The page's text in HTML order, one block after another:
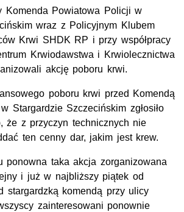
Komenda Powiatowa Policji w
wraz z Policyjnym Klubem
Krwi SHDK RP i przy współpracy
Krwiodawstwa i Krwiolecznictwa
akcję poboru krwi.
poboru krwi przed Komendą
Stargardzie Szczecińskim zgłosiło
że z przyczyn technicznych nie
ten cenny dar, jakim jest krew.
ponowna taka akcja zorganizowana
i już w najbliższy piątek od
stargardzką komendą przy ulicy
zainteresowani ponownie